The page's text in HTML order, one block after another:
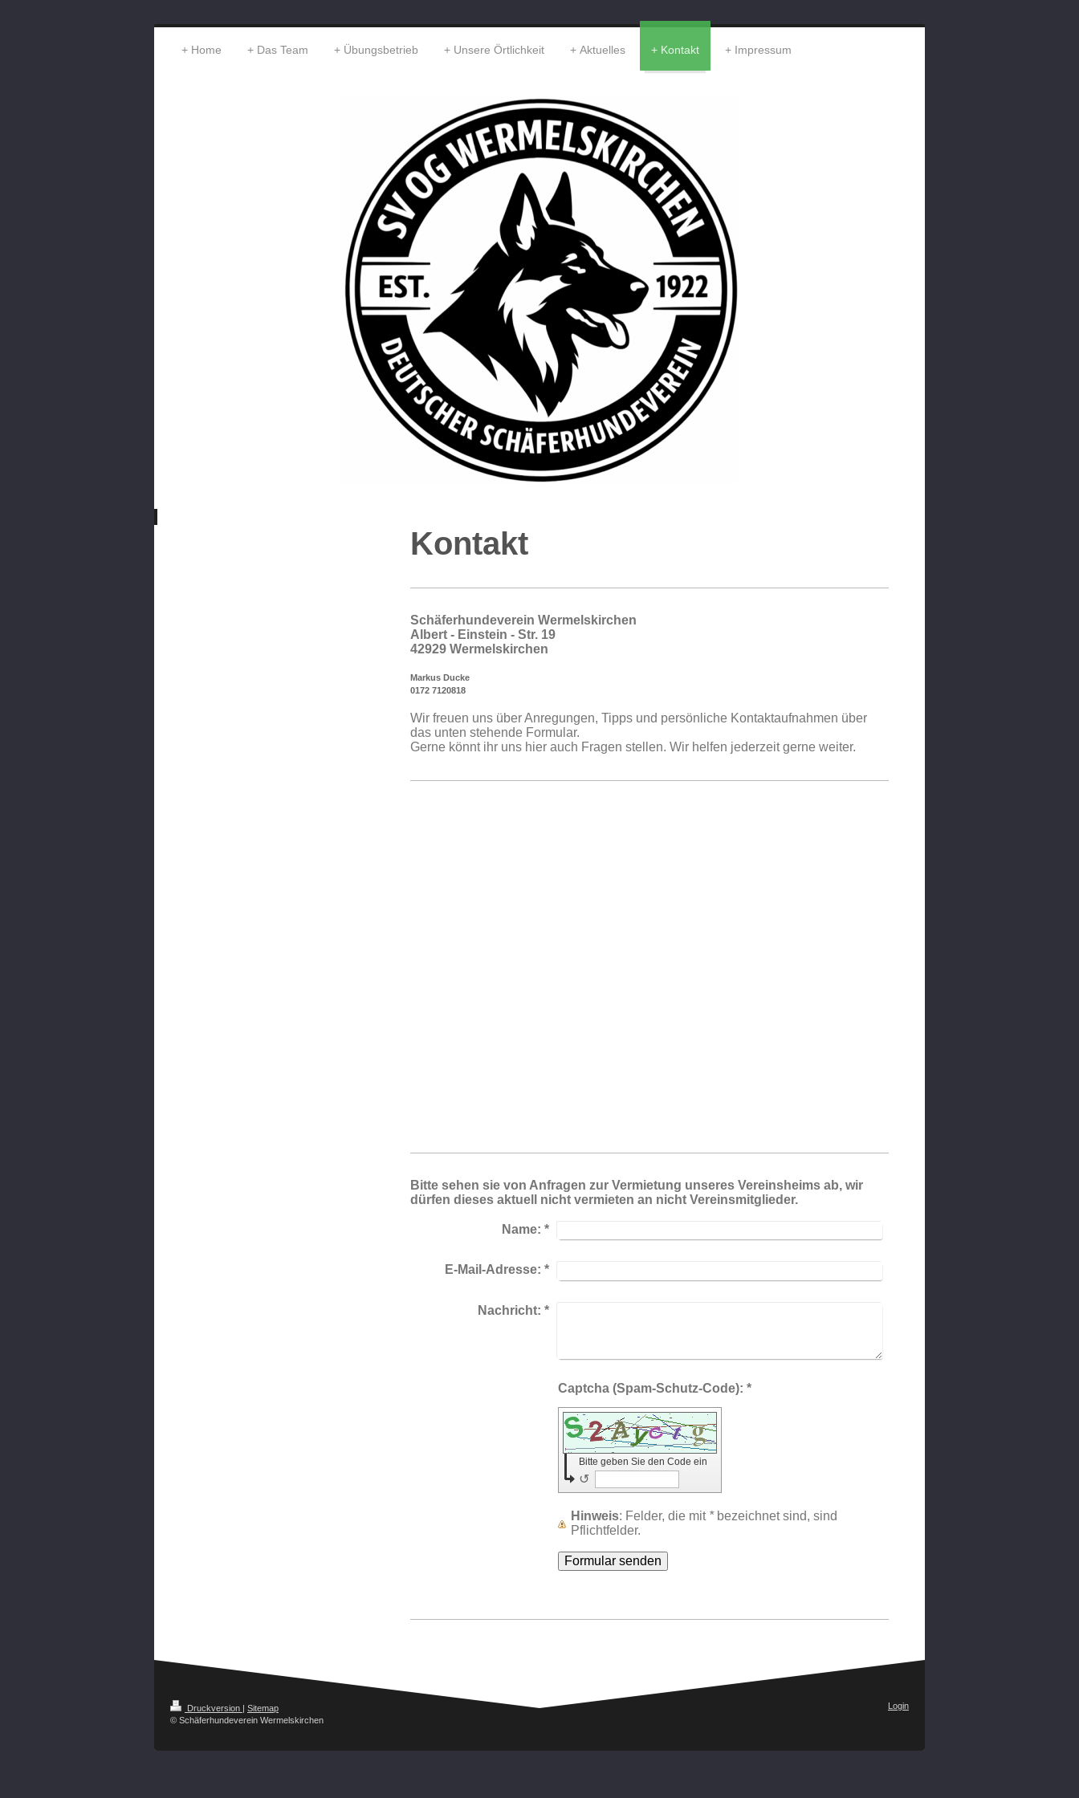
Home Das Team Übungsbetrieb Unsere Örtlichkeit Aktuelles Kontakt Impressum
Kontakt
Schäferhundeverein Wermelskirchen
Albert - Einstein - Str. 19
42929 Wermelskirchen
Markus Ducke
0172 7120818
Wir freuen uns über Anregungen, Tipps und persönliche Kontaktaufnahmen über
das unten stehende Formular.
Gerne könnt ihr uns hier auch Fragen stellen. Wir helfen jederzeit gerne weiter.
Bitte sehen sie von Anfragen zur Vermietung unseres Vereinsheims ab, wir
dürfen dieses aktuell nicht vermieten an nicht Vereinsmitglieder.
Name: *
E-Mail-Adresse: *
Nachricht: *
Captcha (Spam-Schutz-Code): *
Bitte geben Sie den Code ein
↺
Hinweis : Felder, die mit *bezeichnet sind, sind
Pflichtfelder.
Druckversion | Sitemap
© Schäferhundeverein Wermelskirchen
Login